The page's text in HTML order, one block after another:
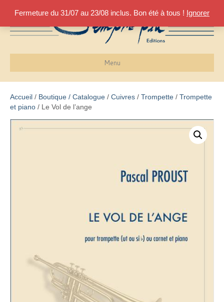
Fermeture du 31/07 au 23/08 inclus. Bon été à tous ! Ignorer
Menu
Accueil / Boutique / Catalogue / Cuivres / Trompette / Trompette
et piano / Le Vol de l’ange